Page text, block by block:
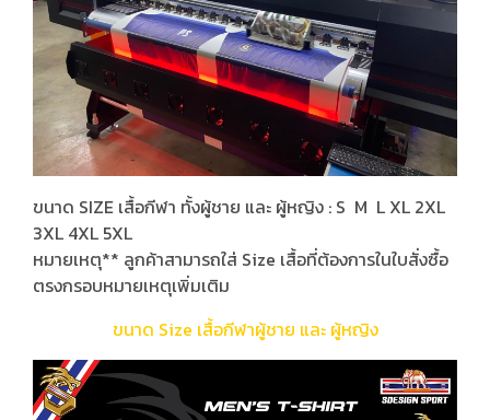
ขนาด SIZE เสื้อกีฬา ทั้งผู้ชาย และ ผู้หญิง : S M L XL 2XL
3XL 4XL 5XL
หมายเหตุ** ลูกค้าสามารถใส่ Size เสื้อที่ต้องการในใบสั่งซื้อ
ตรงกรอบหมายเหตุเพิ่มเติม
ขนาด Size เสื้อกีฬาผู้ชาย และ ผู้หญิง